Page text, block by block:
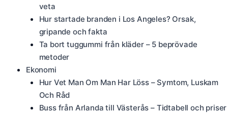
veta
Hur startade branden i Los Angeles? Orsak,
gripande och fakta
Ta bort tuggummi från kläder – 5 beprövade
metoder
Ekonomi
Hur Vet Man Om Man Har Löss – Symtom, Luskam
Och Råd
Buss från Arlanda till Västerås – Tidtabell och priser